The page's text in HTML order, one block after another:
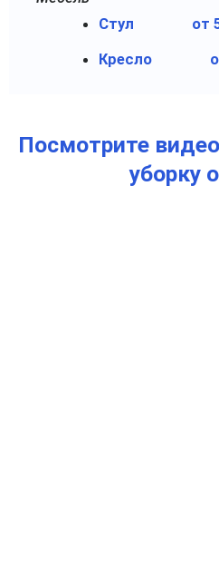
Стул
от
Кресло
Посмотрите
уборку